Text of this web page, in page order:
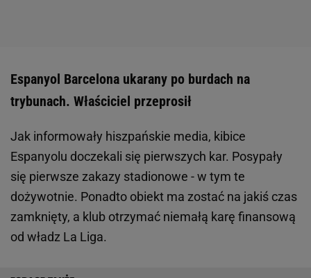
Espanyol Barcelona ukarany po burdach na
trybunach. Właściciel przeprosił
Jak informowały hiszpańskie media, kibice
Espanyolu doczekali się pierwszych kar. Posypały
się pierwsze zakazy stadionowe - w tym te
dożywotnie. Ponadto obiekt ma zostać na jakiś czas
zamknięty, a klub otrzymać niemałą karę finansową
od władz La Liga.